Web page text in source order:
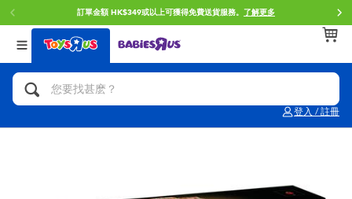
訂單金額 HK$349或以上可獲得免費送貨服務。 了解更多
登入 / 註冊
返回
分類目錄
人氣英雄,角色扮演,射擊玩具
返回
品牌
Brunch Brother 早午餐兄弟
返回
年齢
0~2歳